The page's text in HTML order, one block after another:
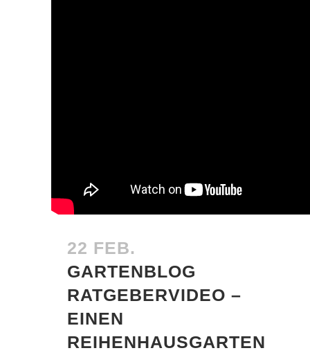
22 FEB.
GARTENBLOG
RATGEBERVIDEO –
EINEN
REIHENHAUSGARTEN